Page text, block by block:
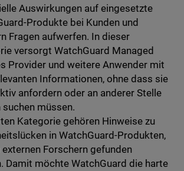
Auswirkungen auf eingesetzte
Produkte bei Kunden und
Fragen aufwerfen. In dieser
versorgt WatchGuard Managed
Provider und weitere Anwender mit
Informationen, ohne dass sie
anfordern oder an anderer Stelle
suchen müssen.
Kategorie gehören Hinweise zu
in WatchGuard-Produkten,
externen Forschern gefunden
Damit möchte WatchGuard die harte